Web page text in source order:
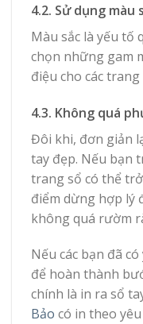
4.2. Sử dụng màu
Màu sắc là yếu
chọn những gam
điệu cho các trang
4.3. Không quá
Đôi khi, đơn giản
tay đẹp. Nếu bạn
trang sổ có thể
điểm dừng hợp lý
không quá rườm
Nếu các bạn đã
để hoàn thành
chính là in ra sổ
Bảo có in theo